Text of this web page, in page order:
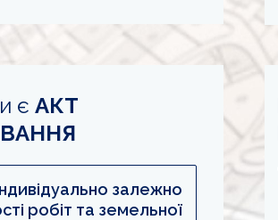
є АКТ
залежно
робіт та земельної